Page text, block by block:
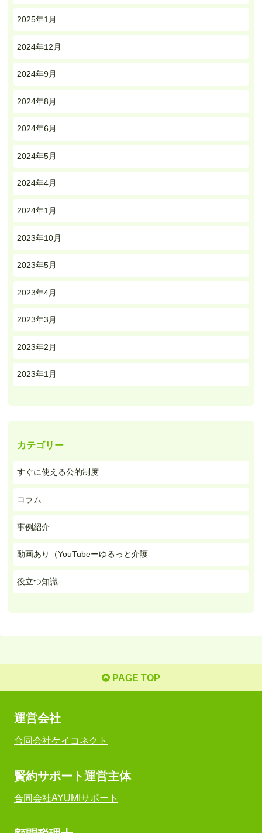
2025年1月
2024年12月
2024年9月
2024年8月
2024年6月
2024年5月
2024年4月
2024年1月
2023年10月
2023年5月
2023年4月
2023年3月
2023年2月
2023年1月
カテゴリー
すぐに使える公的制度
コラム
事例紹介
動画あり（YouTubeーゆるっと介護
役立つ知識
PAGE TOP
運営会社
合同会社ケイコネクト
賢約サポート運営主体
合同会社AYUMIサポート